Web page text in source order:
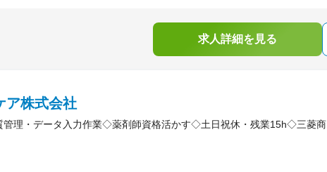
求人詳細を見る
ア株式会社
管理・データ入力作業◇薬剤師資格活かす◇土日祝休・残業15h◇三菱商